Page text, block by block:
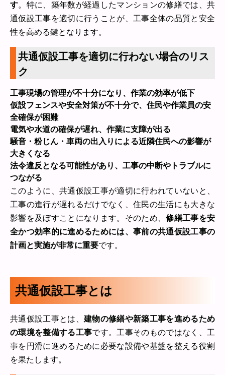
す。特に、築年数が経過したマンションの修繕では、共
通仮設工事を適切に行うことが、工事全体の品質と安全
性を高める鍵となります。
共通仮設工事を適切に行わない場合のリス
ク
工事現場の管理が不十分になり、作業の効率が低下
仮設フェンスや安全対策が不十分で、住民や作業員の安
全確保が困難
電気や水道の確保が遅れ、作業に支障が出る
騒音・粉じん・車両の出入りによる近隣住民への影響が
大きくなる
法令違反となる可能性があり、工事の中断やトラブルに
つながる
このように、共通仮設工事が適切に行われていないと、
工事の進行が遅れるだけでなく、住民の生活にも大きな
影響を及ぼすことになります。そのため、修繕工事を安
全かつ効率的に進めるためには、事前の共通仮設工事の
計画と実施が非常に重要です。
共通仮設工事とは
共通仮設工事とは、 建物の修繕や新築工事を進めるため
の環境を整備する工事です。工事そのものではなく、工
事を円滑に進めるために必要な設備や基盤を整える役割
を果たします。